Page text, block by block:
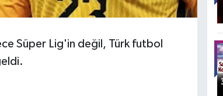
Süper Lig'in değil, Türk futbol